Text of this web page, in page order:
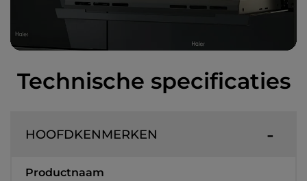
Technische specificaties
HOOFDKENMERKEN
Productnaam